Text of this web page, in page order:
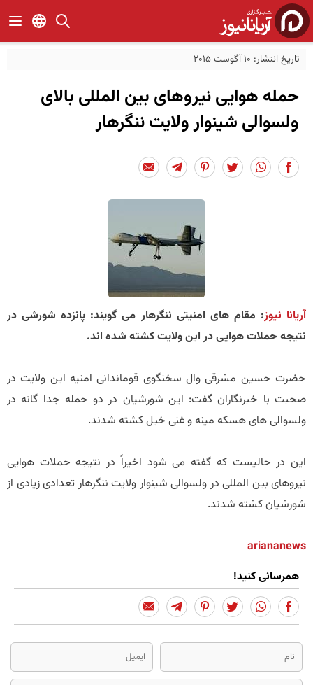
تاریخ انتشار: 10 آگوست 2015
حمله هوایی نیروهای بین المللی بالای
ولسوالی شینوار ولایت ننگرهار
آریانا نیوز: مقام های امنیتی ننگرهار می گویند: پانزده شورشی در
نتیجه حملات هوایی در این ولایت کشته شده اند.
حضرت حسین مشرقی وال سخنگوی قوماندانی امنیه این ولایت در
صحبت با خبرنگاران گفت: این شورشیان در دو حمله جدا گانه در
ولسوالی های هسکه مینه و غنی خیل کشته شدند.
این در حالیست که گفته می شود اخیراً در نتیجه حملات هوایی
نیروهای بین المللی در ولسوالی شینوار ولایت ننگرهار تعدادی زیادی از
شورشیان کشته شدند.
ariananews
همرسانی کنید!